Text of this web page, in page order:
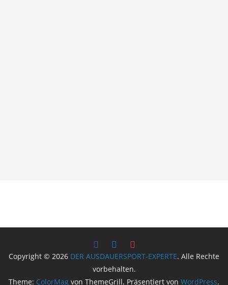
Copyright © 2026 DER AUSDAUERSPORT-EXPERTE. Alle Rechte
vorbehalten.
Theme: ColorMag von ThemeGrill. Präsentiert von WordPress.